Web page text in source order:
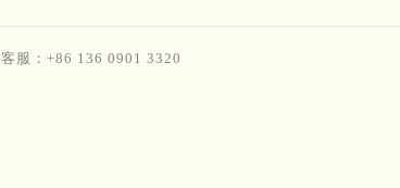
客服：+86 136 0901 3320